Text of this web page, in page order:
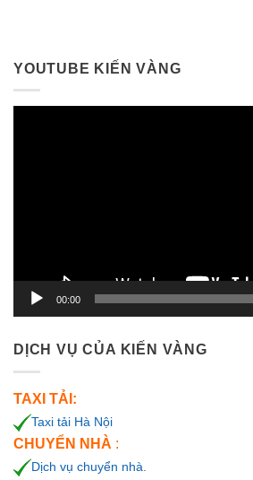
YOUTUBE KIẾN VÀNG
00:00
DỊCH VỤ CỦA KIẾN VÀNG
TAXI TẢI:
Taxi tải Hà Nội
CHUYỂN NHÀ :
Dịch vụ chuyển nhà